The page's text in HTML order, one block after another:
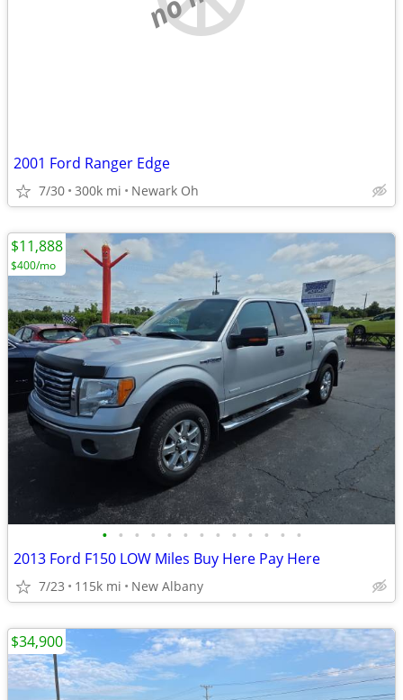
2001 Ford Ranger Edge
7/30 300k mi Newark Oh
• • • • • • • • • • • • •
2013 Ford F150 LOW Miles Buy Here Pay Here
7/23 115k mi New Albany
$11,888
$400/mo
$34,900